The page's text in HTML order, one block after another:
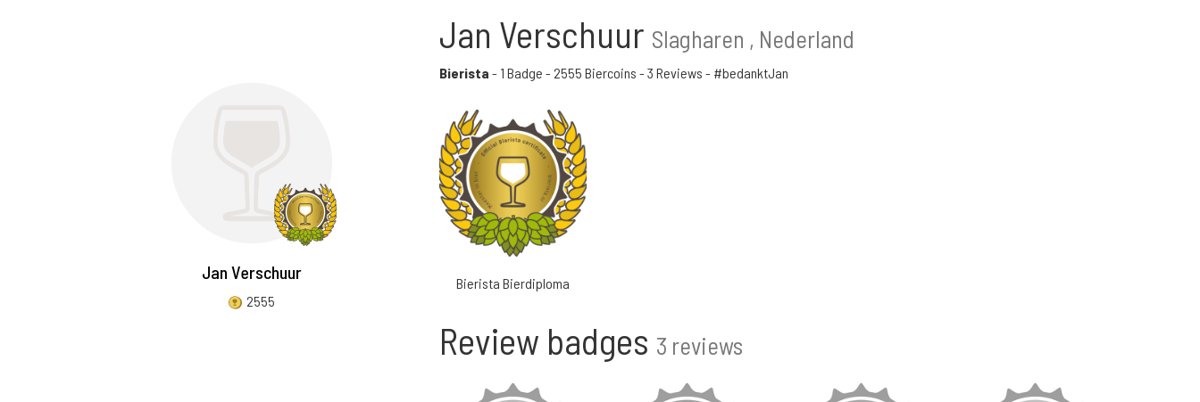
Jan Verschuur
2555
Jan Verschuur Slagharen , Nederland
Bierista - 1 Badge - 2555 Biercoins - 3 Reviews - #bedanktJan
Bierista Bierdiploma
Review badges 3 reviews